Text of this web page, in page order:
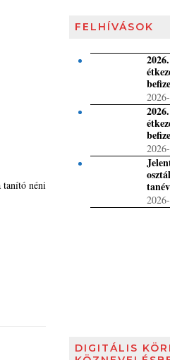
tanító néni
FELHÍVÁSOK
DIGITÁLIS